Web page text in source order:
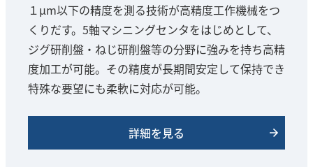
１μm以下の精度を測る技術が高精度工作機械をつ
くりだす。5軸マシニングセンタをはじめとして、
ジグ研削盤・ねじ研削盤等の分野に強みを持ち高精
度加工が可能。その精度が長期間安定して保持でき
特殊な要望にも柔軟に対応が可能。
詳細を見る